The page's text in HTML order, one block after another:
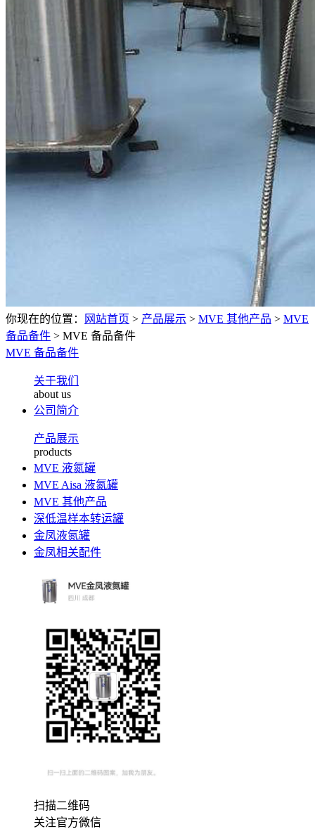
你现在的位置： 网站首页 > 产品展示 > MVE 其他产品 > MVE
备品备件 > MVE 备品备件
MVE 备品备件
关于我们
about us
公司简介
产品展示
products
MVE 液氮罐
MVE Aisa 液氮罐
MVE 其他产品
深低温样本转运罐
金凤液氮罐
金凤相关配件
扫描二维码
关注官方微信